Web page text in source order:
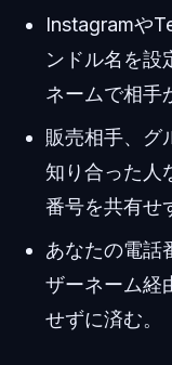
Instagramや
ンドル名を設
ネームで相手
販売相手、グ
知り合った人
番号を共有せ
あなたの電話
ザーネーム経
せずに済む。